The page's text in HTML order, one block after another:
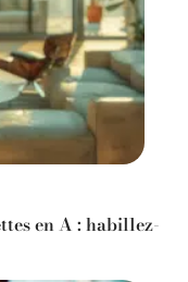
en A : habillez-